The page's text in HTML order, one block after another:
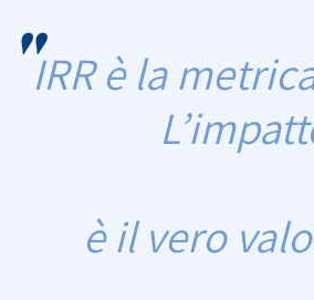
IRR è la
è il vero
"